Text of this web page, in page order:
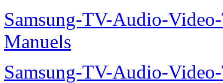
Samsung-TV-Audio-
Manuels
Samsung-TV-Audio-